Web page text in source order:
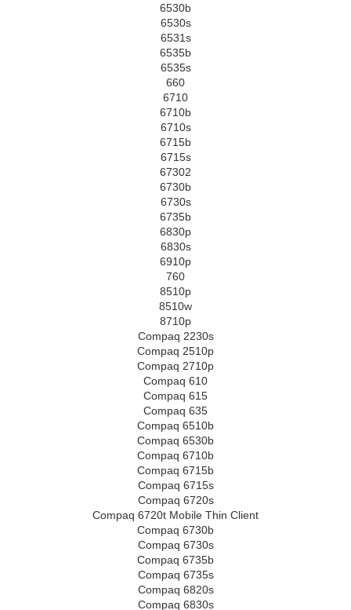
6530b
6530s
6531s
6535b
6535s
660
6710
6710b
6710s
6715b
6715s
67302
6730b
6730s
6735b
6830p
6830s
6910p
760
8510p
8510w
8710p
Compaq 2230s
Compaq 2510p
Compaq 2710p
Compaq 610
Compaq 615
Compaq 635
Compaq 6510b
Compaq 6530b
Compaq 6710b
Compaq 6715b
Compaq 6715s
Compaq 6720s
Compaq 6720t Mobile Thin Client
Compaq 6730b
Compaq 6730s
Compaq 6735b
Compaq 6735s
Compaq 6820s
Compaq 6830s